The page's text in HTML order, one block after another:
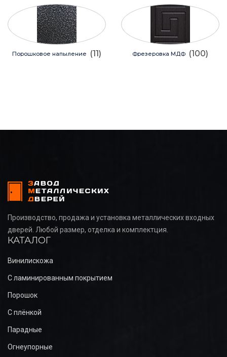
Порошковое напыление (11) Фрезеровка МДФ (100)
Производство, продажа и установка металлических входных
дверей. Любой размер, отделка и комплектция.
КАТАЛОГ
Винилискожа
С ламинированным покрытием
Порошок
С плёнкой
Парадные
Огнеупорные